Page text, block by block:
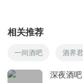
相关推荐
一间酒吧 酒界
深夜酒